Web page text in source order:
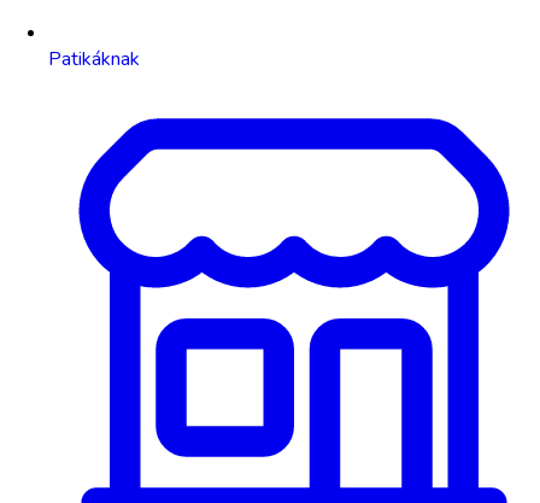
Patikáknak